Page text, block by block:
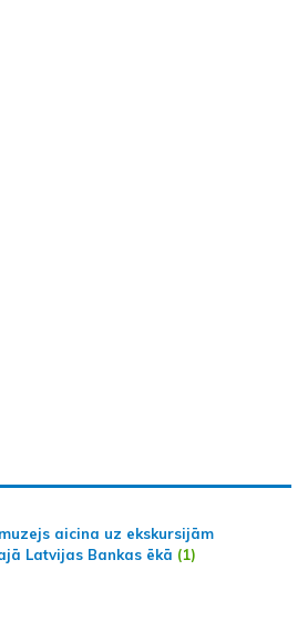
aicina uz ekskursijām
Latvijas Bankas ēkā (1)